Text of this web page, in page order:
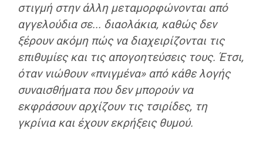
στιγμή στην άλλη μεταμορφώνονται από
αγγελούδια σε... διαολάκια, καθώς δεν
ξέρουν ακόμη πώς να διαχειρίζονται τις
επιθυμίες και τις απογοητεύσεις τους. Έτσι,
όταν νιώθουν«πνιγμένα»από κάθε λογής
συναισθήματα που δεν μπορούν να
εκφράσουν αρχίζουν τις τσιρίδες, τη
γκρίνια και έχουν εκρήξεις θυμού.